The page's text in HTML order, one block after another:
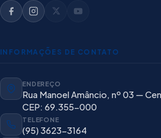
INFORMAÇÕES DE CONTATO
ENDEREÇO
Rua Manoel Amâncio, nº 03 —
CEP: 69.355-000
TELEFONE
(95) 3623-3164